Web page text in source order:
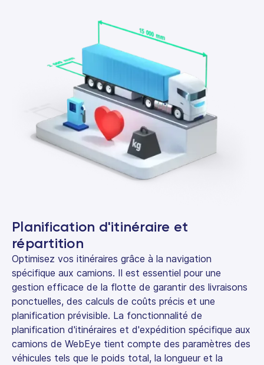
Planification d'itinéraire et
répartition
Optimisez vos itinéraires grâce à la navigation
spécifique aux camions. Il est essentiel pour une
gestion efficace de la flotte de garantir des livraisons
ponctuelles, des calculs de coûts précis et une
planification prévisible. La fonctionnalité de
planification d'itinéraires et d'expédition spécifique aux
camions de WebEye tient compte des paramètres des
véhicules tels que le poids total, la longueur et la